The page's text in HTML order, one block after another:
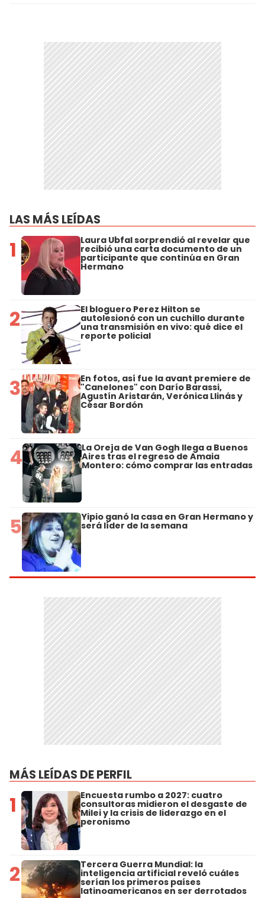
LAS MÁS LEÍDAS
1 Laura Ubfal sorprendió al revelar que
recibió una carta documento de un
participante que continúa en Gran
Hermano
2 El bloguero Perez Hilton se
autolesionó con un cuchillo durante
una transmisión en vivo: qué dice el
reporte policial
3 En fotos, así fue la avant premiere de
"Canelones" con Darío Barassi,
Agustín Aristarán, Verónica Llinás y
César Bordón
4 La Oreja de Van Gogh llega a Buenos
Aires tras el regreso de Amaia
Montero: cómo comprar las entradas
5 Yipio ganó la casa en Gran Hermano y
será líder de la semana
MÁS LEÍDAS DE PERFIL
1 Encuesta rumbo a 2027: cuatro
consultoras midieron el desgaste de
Milei y la crisis de liderazgo en el
peronismo
2 Tercera Guerra Mundial: la
inteligencia artificial reveló cuáles
serían los primeros países
latinoamericanos en ser derrotados